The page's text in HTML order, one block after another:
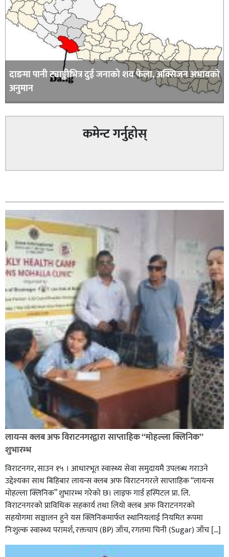
दाङमा पानी ट्याङ्कीभित्र दुई जनाको शव फेला, अक्सिजन अभावकाे
अनुमान
कमेन्ट गर्नुहोस्
लायन्स क्लब अफ विराटनगरद्वारा साप्ताहिक “मोहल्ला क्लिनिक”
शुभारम्भ
विराटनगर, साउन १५ । आधारभूत स्वास्थ्य सेवा समुदायमै उपलब्ध गराउने
उद्देश्यका साथ बिहिबार लायन्स क्लब अफ विराटनगरले साप्ताहिक “लायन्स
मोहल्ला क्लिनिक” शुभारम्भ गरेकाे छ। लाइफ गार्ड हस्पिटल प्रा. लि.
विराटनगरको प्राविधिक सहकार्य तथा लियो क्लब अफ विराटनगरको
सहयोगमा सञ्चालन हुने यस क्लिनिकमार्फत स्थानियलाई नियमित रूपमा
निःशुल्क स्वास्थ्य परामर्श, रक्तचाप (BP) जाँच, रगतमा चिनी (Sugar) जाँच […]